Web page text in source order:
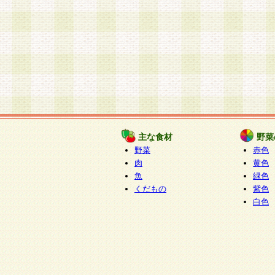
主な食材
野菜
肉
魚
くだもの
野
赤色
黄色
緑色
紫色
白色